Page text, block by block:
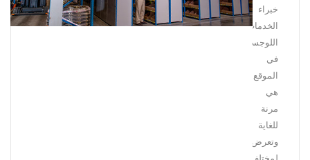
خبراء
الخدمات
اللوجستية
في
الموقع
هي
مرنة
للغاية
وتعرض